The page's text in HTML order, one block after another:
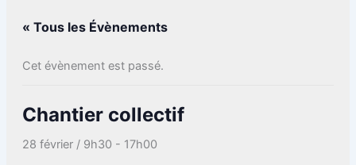
« Tous les Évènements
Cet évènement est passé.
Chantier collectif
28 février / 9h30 - 17h00